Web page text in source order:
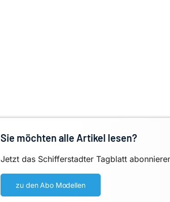
Sie möchten alle Artikel lesen?
Jetzt das Schifferstadter Tagblatt
zu den Abo Modellen